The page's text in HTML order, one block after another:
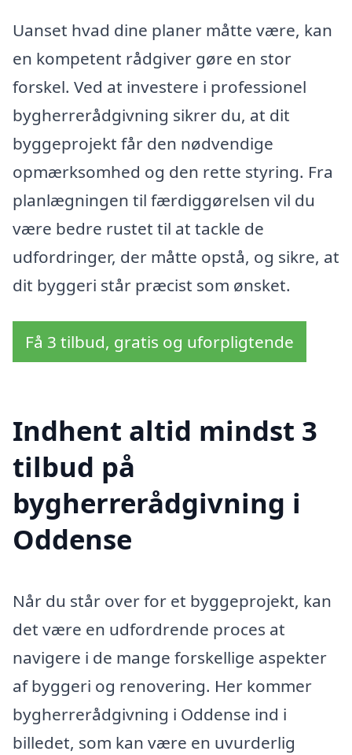
Uanset hvad dine planer måtte være, kan
en kompetent rådgiver gøre en stor
forskel. Ved at investere i professionel
bygherrerådgivning sikrer du, at dit
byggeprojekt får den nødvendige
opmærksomhed og den rette styring. Fra
planlægningen til færdiggørelsen vil du
være bedre rustet til at tackle de
udfordringer, der måtte opstå, og sikre, at
dit byggeri står præcist som ønsket.
Få 3 tilbud, gratis og uforpligtende
Indhent altid mindst 3
tilbud på
bygherrerådgivning i
Oddense
Når du står over for et byggeprojekt, kan
det være en udfordrende proces at
navigere i de mange forskellige aspekter
af byggeri og renovering. Her kommer
bygherrerådgivning i Oddense ind i
billedet, som kan være en uvurderlig